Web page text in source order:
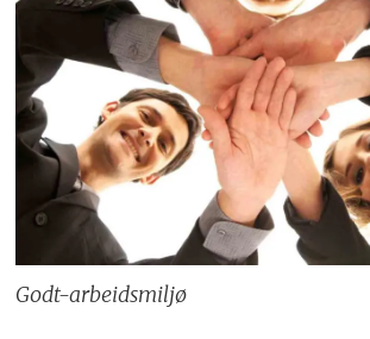
Godt-arbeidsmiljø